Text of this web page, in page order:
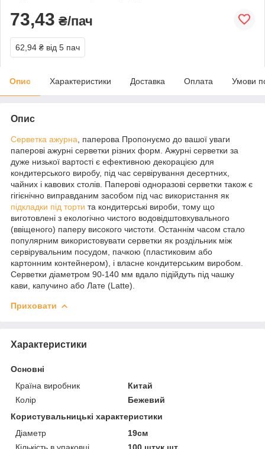
73,43 ₴/пач
62,94 ₴ від 5 пач
Опис Характеристики Доставка Оплата Умови
Опис
Серветка ажурна , паперова Пропонуємо до вашої уваги
паперові ажурні серветки різних форм. Ажурні серветки за
дуже низької вартості є ефективною декорацією для
кондитерського виробу, під час сервірування десертних,
чайних і кавових столів. Паперові одноразові серветки також є
гігієнічно виправданим засобом під час використання як
підкладки під торти та кондитерські вироби, тому що
виготовлені з екологічно чистого водовідштовхувального
(ввіщеного) паперу високого чистоти. Останнім часом стало
популярним використовувати серветки як роздільник між
сервірувальним посудом, пачкою (пластиковим або
картонним контейнером), і власне кондитерським виробом.
Серветки діаметром 90-140 мм вдало підійдуть під чашку
кави, капучино або Лате (Latte).
Приховати
Характеристики
Основні
Країна виробник
Китай
Колір
Бежевий
Користувальницькі характеристики
Діаметр
19см
Кількість в упаковці
100 штук шт.